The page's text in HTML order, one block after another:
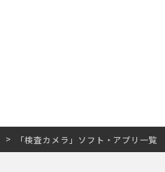
「検査カメラ」ソフト・アプリ一覧